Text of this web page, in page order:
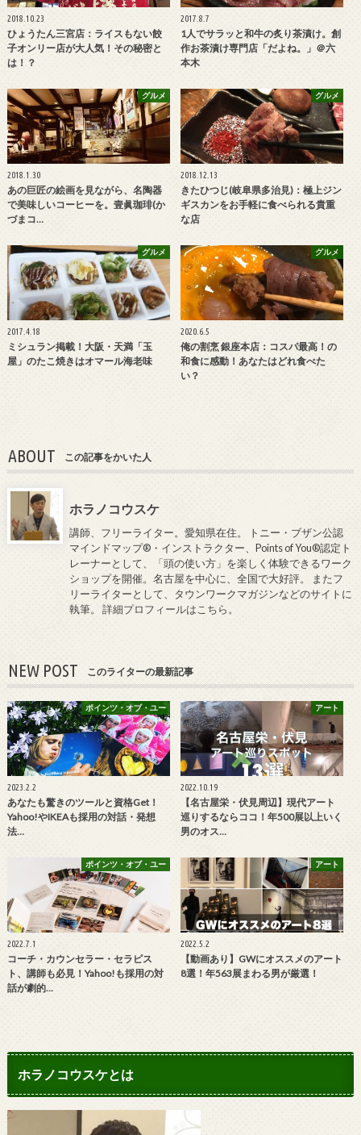
2018.10.23
ひょうたん三宮店：ライスもない餃
子オンリー店が大人気！その秘密と
は！？
2017.8.7
1人でサラッと和牛の炙り茶漬け。創
作お茶漬け専門店「だよね。」＠六
本木
グルメ
2018.1.30
あの巨匠の絵画を見ながら、名陶器
で美味しいコーヒーを。壹眞珈琲(か
づまコ…
グルメ
2018.12.13
きたひつじ(岐阜県多治見)：極上ジン
ギスカンをお手軽に食べられる貴重
な店
グルメ
2017.4.18
ミシュラン掲載！大阪・天満「玉
屋」のたこ焼きはオマール海老味
グルメ
2020.6.5
俺の割烹 銀座本店：コスパ最高！の
和食に感動！あなたはどれ食べた
い？
ABOUT この記事をかいた人
ホラノコウスケ
講師、フリーライター。愛知県在住。 トニー・ブザン公認
マインドマップ®・インストラクター、Points of You®認定ト
レーナーとして、「頭の使い方」を楽しく体験できるワーク
ショップを開催。名古屋を中心に、全国で大好評。 またフ
リーライターとして、タウンワークマガジンなどのサイトに
執筆。詳細プロフィールはこちら 。
NEW POST このライターの最新記事
ポインツ・オブ・ユー
2023.2.2
あなたも驚きのツールと資格Get！
Yahoo!やIKEAも採用の対話・発想
法…
アート
2022.10.19
【名古屋栄・伏見周辺】現代アート
巡りするならココ！年500展以上いく
男のオス…
ポインツ・オブ・ユー
2022.7.1
コーチ・カウンセラー・セラピス
ト、講師も必見！Yahoo!も採用の対
話が劇的…
アート
2022.5.2
【動画あり】GWにオススメのアート
8選！年563展まわる男が厳選！
ホラノコウスケとは